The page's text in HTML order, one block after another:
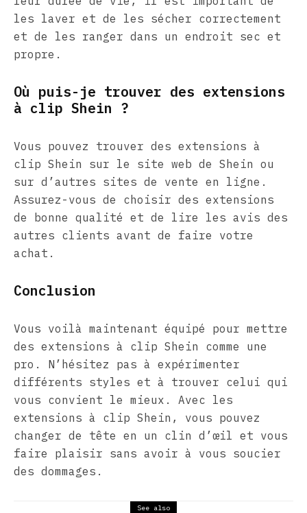
les laver et de les sécher correctement
et de les ranger dans un endroit sec et
propre.
Où puis-je trouver des extensions
à clip Shein ?
Vous pouvez trouver des extensions à
clip Shein sur le site web de Shein ou
sur d’autres sites de vente en ligne.
Assurez-vous de choisir des extensions
de bonne qualité et de lire les avis des
autres clients avant de faire votre
achat.
Conclusion
Vous voilà maintenant équipé pour mettre
des extensions à clip Shein comme une
pro. N’hésitez pas à expérimenter
différents styles et à trouver celui qui
vous convient le mieux. Avec les
extensions à clip Shein, vous pouvez
changer de tête en un clin d’œil et vous
faire plaisir sans avoir à vous soucier
des dommages.
See also